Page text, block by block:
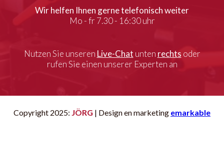
Wir helfen Ihnen gerne telefonisch weiter
Mo - fr 7.30 - 16:30 uhr
Nutzen Sie unseren Live-Chat unten rechts oder
rufen Sie einen unserer Experten an
Copyright 2025: JÖRG | Design en marketing emarkable